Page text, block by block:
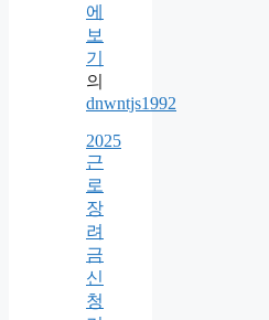
에
보
기
의
dnwntjs1992
2025
근
로
장
려
금
신
청